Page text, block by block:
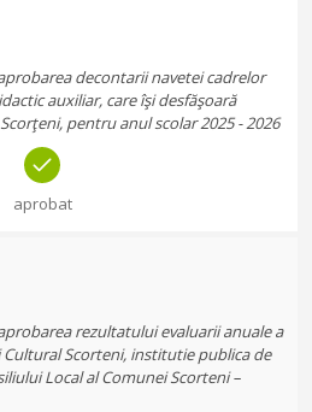
decontarii navetei cadrelor
auxiliar, care îşi desfăşoară
pentru anul scolar 2025 - 2026
aprobat
rezultatului evaluarii anuale a
Scorteni, institutie publica de
Local al Comunei Scorteni –